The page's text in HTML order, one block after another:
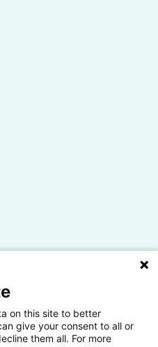
on this site to better
give your consent to all or
them all. For more